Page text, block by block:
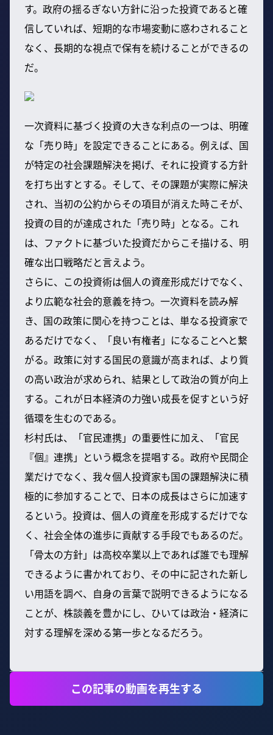
す。政府の揺るぎない方針に沿った投資であると確
信していれば、短期的な市場変動に惑わされること
なく、長期的な視点で保有を続けることができるの
だ。
一次資料に基づく投資の大きな利点の一つは、明確
な「売り時」を設定できることにある。例えば、国
が特定の社会課題解決を掲げ、それに投資する方針
を打ち出すとする。そして、その課題が実際に解決
され、当初の公約からその項目が消えた時こそが、
投資の目的が達成された「売り時」となる。これ
は、ファクトに基づいた投資だからこそ描ける、明
確な出口戦略だと言えよう。
さらに、この投資術は個人の資産形成だけでなく、
より広範な社会的意義を持つ。一次資料を読み解
き、国の政策に関心を持つことは、単なる投資家で
あるだけでなく、「良い有権者」になることへと繋
がる。政策に対する国民の意識が高まれば、より質
の高い政治が求められ、結果として政治の質が向上
する。これが日本経済の力強い成長を促すという好
循環を生むのである。
杉村氏は、「官民連携」の重要性に加え、「官民
『個』連携」という概念を提唱する。政府や民間企
業だけでなく、我々個人投資家も国の課題解決に積
極的に参加することで、日本の成長はさらに加速す
るという。投資は、個人の資産を形成するだけでな
く、社会全体の進歩に貢献する手段でもあるのだ。
「骨太の方針」は高校卒業以上であれば誰でも理解
できるように書かれており、その中に記された新し
い用語を調べ、自身の言葉で説明できるようになる
ことが、株談義を豊かにし、ひいては政治・経済に
対する理解を深める第一歩となるだろう。
この記事の動画を再生する